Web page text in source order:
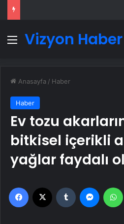
Menü
Vizyon Haber
Anasayfa / Haber
Haber
Ev tozu
bitkisel içerikli
yağlar faydalı
Facebook Tumblr